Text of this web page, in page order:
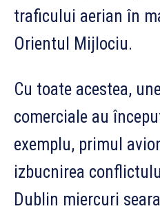
traficului aerian în
Orientul Mijlociu.
Cu toate acestea,
comerciale au
exemplu, primul
izbucnirea
Dublin miercuri